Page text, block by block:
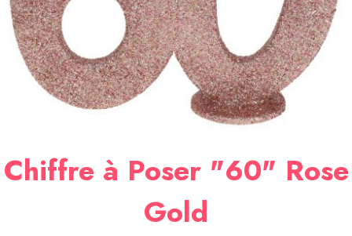
SOIRÉE
OCCASIONS
SPÉCIALES
DÉCO
CONTACT
Chiffre à Poser "60" Rose
Gold